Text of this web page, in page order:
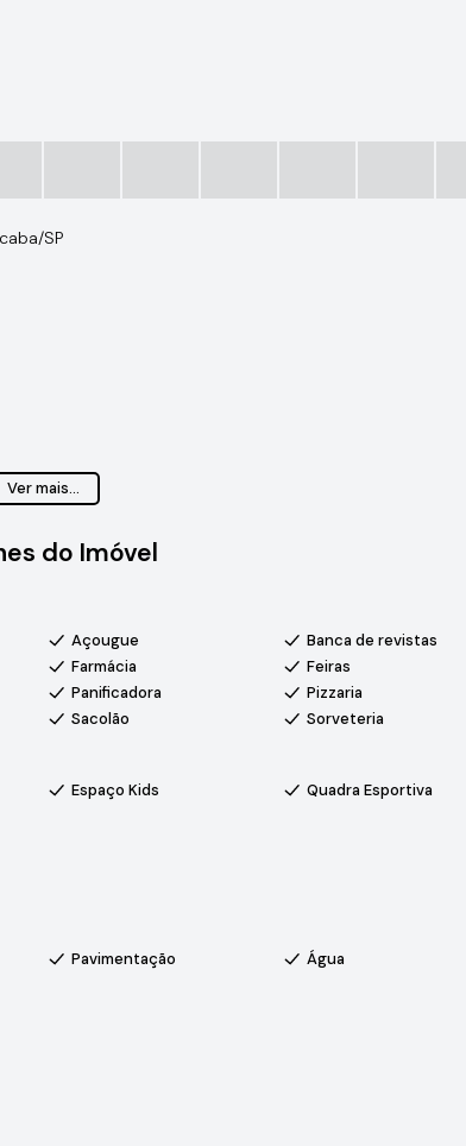
SP
2 caixa d’água e moveis modulados (suíte , sala,
de vida, o Campos do Conde combina
que valorizam conforto, natureza e praticidade no dia a
Branco, bairros como Éden e Cajuru do Sul, à zona
quadra poliesportiva, campo de futebol, quadra
Ver mais...
do Imóvel
Açougue
Banca de revistas
Farmácia
Feiras
Panificadora
Pizzaria
Sacolão Sorveteria
Espaço Kids
Quadra Esportiva
Pavimentação Água